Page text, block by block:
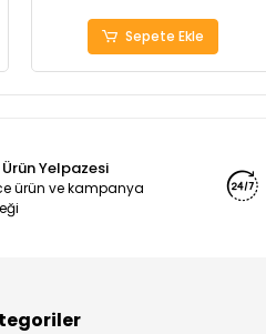
Sepete Ekle
Yelpazesi
ürün ve kampanya